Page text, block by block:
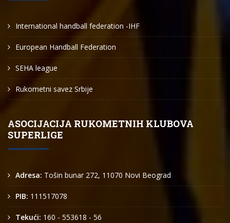
International handball federation -IHF
European Handball Federation
SEHA league
Rukometni savez Srbije
ASOCIJACIJA RUKOMETNIH KLUBOVA
SUPERLIGE
Adresa: Tošin bunar 272, 11070 Novi Beograd
PIB: 111517078
Tekući: 160 - 553618 - 56